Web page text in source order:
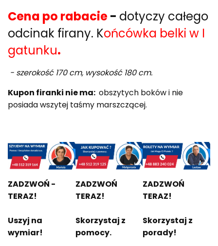
Cena po rabacie- dotyczy całego
odcinak firany. Końcówka belki w I
gatunku.
- szerokość 170 cm, wysokość 180 cm.
Kupon firanki nie ma: obszytych boków i nie
posiada wszytej taśmy marszczącej.
ZADZWOŃ -
TERAZ!
Uszyj na
wymiar!
ZADZWOŃ
TERAZ!
Skorzystaj z
pomocy.
ZADZWOŃ
TERAZ!
Skorzystaj z
porady!